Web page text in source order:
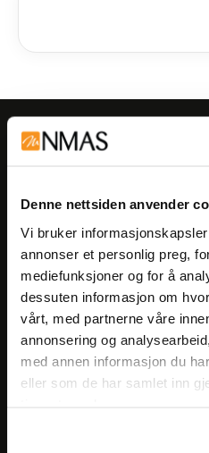
Denne nettsiden anvender
Vi bruker
annonser et personlig preg,
mediefunksjoner og for å
dessuten informasjon om
vårt, med partnerne våre
annonsering og
med annen informasjon du
eller som de har samlet inn
Få informasjon om
arrangementer og
Meld på nyhetsbrev